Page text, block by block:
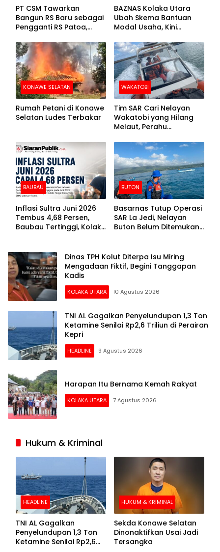
PT CSM Tawarkan
Bangun RS Baru sebagai
Pengganti RS Patoa,
Kolut
BAZNAS Kolaka Utara
Ubah Skema Bantuan
Modal Usaha, Kini
Barang Senilai Rp419,5
Juta
KONAWE SELATAN
Rumah Petani di Konawe
Selatan Ludes Terbakar
WAKATOBI
Tim SAR Cari Nelayan
Wakatobi yang Hilang
Melaut, Perahu
Kemasukan Air
BAUBAU
Inflasi Sultra Juni 2026
Tembus 4,68 Persen,
Baubau Tertinggi, Kolaka
BUTON
Basarnas Tutup Operasi
SAR La Jedi, Nelayan
Buton Belum Ditemukan
Dinas TPH Kolut Diterpa Isu Miring
Mengadaan Fiktif, Begini Tanggapan
Kadis
KOLAKA UTARA 10 Agustus 2026
TNI AL Gagalkan Penyelundupan 1,3 Ton
Ketamine Senilai Rp2,6 Triliun di Perairan
Kepri
HEADLINE 9 Agustus 2026
Harapan Itu Bernama Kemah Rakyat
KOLAKA UTARA 7 Agustus 2026
Hukum & Kriminal
HEADLINE
TNI AL Gagalkan
Penyelundupan 1,3 Ton
Ketamine Senilai Rp2,6
HUKUM & KRIMINAL
Sekda Konawe Selatan
Dinonaktifkan Usai Jadi
Tersangka